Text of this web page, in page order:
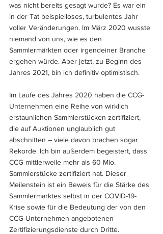
was nicht bereits gesagt wurde? Es war ein
in der Tat beispielloses, turbulentes Jahr
voller Veränderungen. Im März 2020 wusste
niemand von uns, wie es den
Sammlermärkten oder irgendeiner Branche
ergehen würde. Aber jetzt, zu Beginn des
Jahres 2021, bin ich definitiv optimistisch.
Im Laufe des Jahres 2020 haben die CCG-
Unternehmen eine Reihe von wirklich
erstaunlichen Sammlerstücken zertifiziert,
die auf Auktionen unglaublich gut
abschnitten – viele davon brachen sogar
Rekorde. Ich bin außerdem begeistert, dass
CCG mittlerweile mehr als 60 Mio.
Sammlerstücke zertifiziert hat. Dieser
Meilenstein ist ein Beweis für die Stärke des
Sammlermarktes selbst in der COVID-19-
Krise sowie für die Bedeutung der von den
CCG-Unternehmen angebotenen
Zertifizierungsdienste durch Dritte.